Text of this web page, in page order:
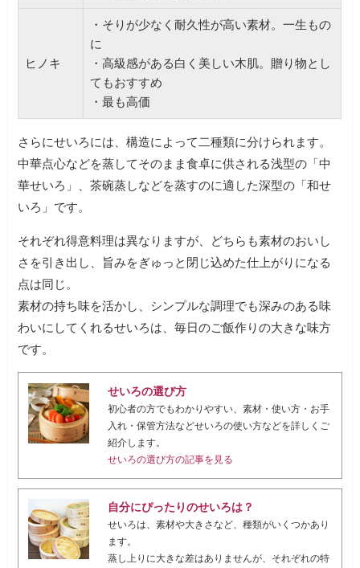
ヒノキ
・そりが少なく耐久性が高い素材。一生もの
に
・高級感がある白く美しい木肌。贈り物とし
てもおすすめ
・最も高価
さらにせいろには、構造によって二種類に分けられます。
中華点心などを蒸してそのまま食卓に供される浅型の「中
華せいろ」、茶碗蒸しなどを蒸すのに適した深型の「和せ
いろ」です。
それぞれ得意料理は異なりますが、どちらも素材のおいし
さを引き出し、旨みをぎゅっと閉じ込めた仕上がりになる
点は同じ。
素材の持ち味を活かし、シンプルな調理でも深みのある味
わいにしてくれるせいろは、毎日のご飯作りの大きな味方
です。
せいろの選び方
初心者の方でもわかりやすい、素材・使い方・お手
入れ・保管方法などせいろの使い方などを詳しくご
紹介します。
せいろの選び方の記事を見る
自分にぴったりのせいろは？
せいろは、素材や大きさなど、種類がいくつかあり
ます。
蒸し上りに大きな差はありませんが、それぞれの特